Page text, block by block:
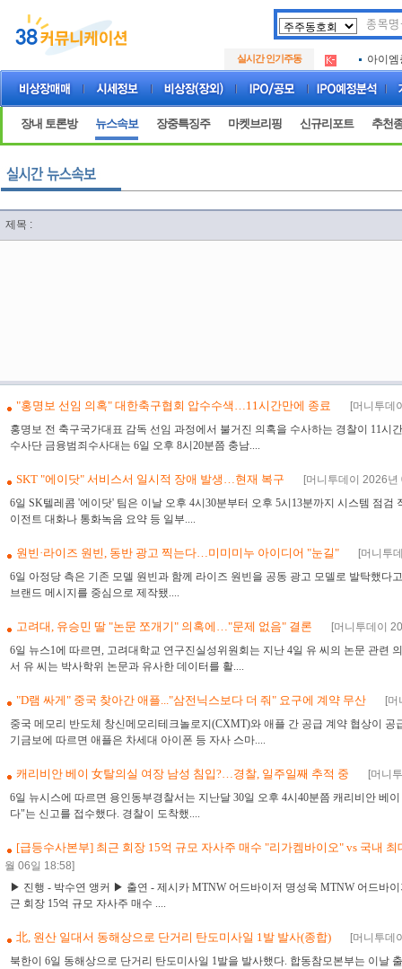
실시간 인기주동
.
아크로
아이엠
.
아크로
.
루켄
장내 토론방 뉴스속보 장중특징주 마켓브리핑 신규리포트 추천
제목 :
"홍명보 선임 의혹" 대한축구협회 압수수색…11시간만에 종료
[머니투데
홍명보 전 축구국가대표 감독 선임 과정에서 불거진 의혹을 수사하는 경찰이 11
수사단 금융범죄수사대는 6일 오후 8시20분쯤 충남....
SKT "에이닷" 서비스서 일시적 장애 발생…현재 복구
[머니투데이 2026
6일 SK텔레콤 '에이닷' 팀은 이날 오후 4시30분부터 오후 5시13분까지 시스템 점
이전트 대화나 통화녹음 요약 등 일부....
원빈·라이즈 원빈, 동반 광고 찍는다…미미미누 아이디어 "눈길"
[머니투
6일 아정당 측은 기존 모델 원빈과 함께 라이즈 원빈을 공동 광고 모델로 발탁했다
브랜드 메시지를 중심으로 제작됐....
고려대, 유승민 딸 "논문 쪼개기" 의혹에…"문제 없음" 결론
[머니투데이
6일 뉴스1에 따르면, 고려대학교 연구진실성위원회는 지난 4일 유 씨의 논문 관련
서 유 씨는 박사학위 논문과 유사한 데이터를 활....
"D램 싸게" 중국 찾아간 애플..."삼전닉스보다 더 줘" 요구에 계약 무산
[
중국 메모리 반도체 창신메모리테크놀로지(CXMT)와 애플 간 공급 계약 협상이
기금보에 따르면 애플은 차세대 아이폰 등 자사 스마....
캐리비안 베이 女탈의실 여장 남성 침입?…경찰, 일주일째 추적 중
[머니
6일 뉴시스에 따르면 용인동부경찰서는 지난달 30일 오후 4시40분쯤 캐리비안 베
다"는 신고를 접수했다. 경찰이 도착했....
[급등수사본부] 최근 회장 15억 규모 자사주 매수 "리가켐바이오" vs 국내
월 06일 18:58]
▶ 진행 - 박수연 앵커 ▶ 출연 - 제시카 MTNW 어드바이저 명성욱 MTNW 어드
근 회장 15억 규모 자사주 매수 ....
北, 원산 일대서 동해상으로 단거리 탄도미사일 1발 발사(종합)
[머니투데
북한이 6일 동해상으로 단거리 탄도미사일 1발을 발사했다. 합동참모본부는 이날